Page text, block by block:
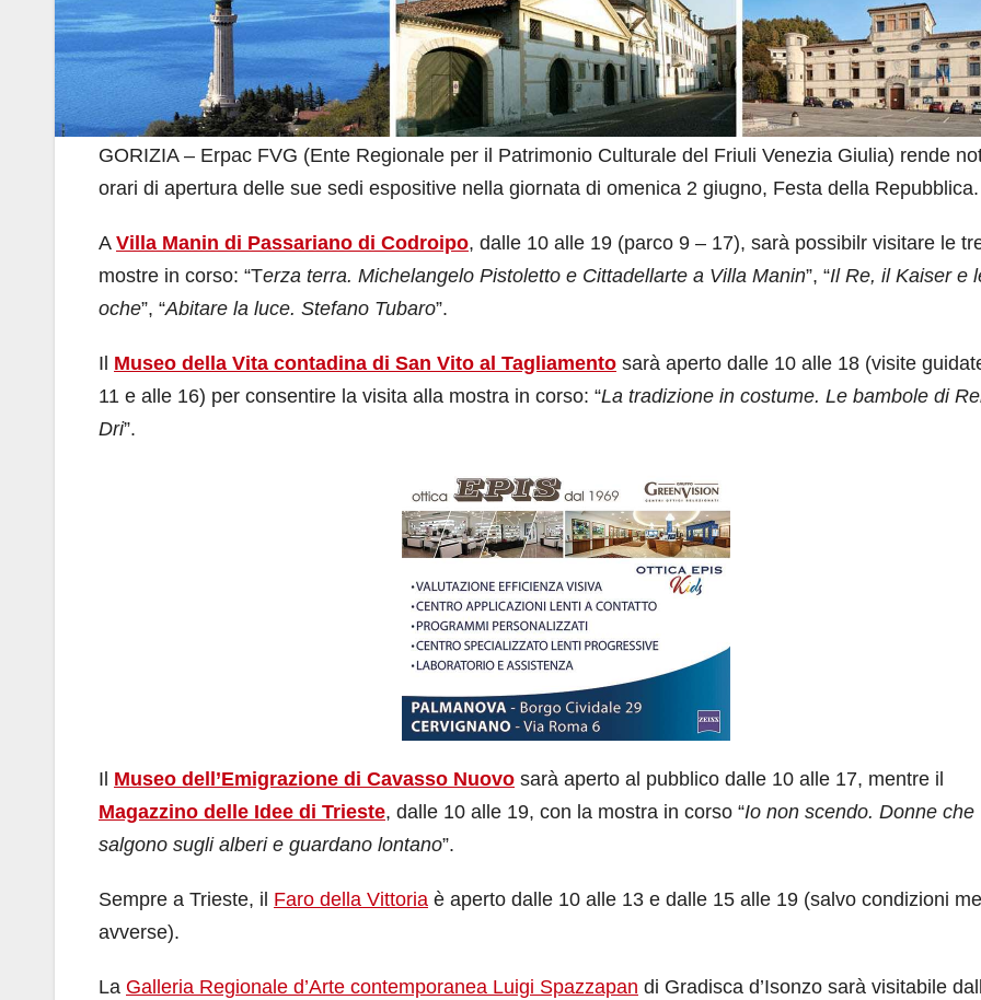
GORIZIA – Erpac FVG (Ente Regionale per il Patrimonio Culturale del Friuli Venezia Giulia) rende
orari di apertura delle sue sedi espositive nella giornata di omenica 2 giugno, Festa della Repubblica.
A Villa Manin di Passariano di Codroipo, dalle 10 alle 19 (parco 9 – 17), sarà possibilr visitare le
mostre in corso: “Terza terra. Michelangelo Pistoletto e Cittadellarte a Villa Manin”, “Il Re, il Kaiser e
oche”, “Abitare la luce. Stefano Tubaro”.
Il Museo della Vita contadina di San Vito al Tagliamento sarà aperto dalle 10 alle 18 (visite
11 e alle 16) per consentire la visita alla mostra in corso: “La tradizione in costume. Le bambole di
Dri”.
Il Museo dell’Emigrazione di Cavasso Nuovo sarà aperto al pubblico dalle 10 alle 17, mentre il
Magazzino delle Idee di Trieste, dalle 10 alle 19, con la mostra in corso “Io non scendo. Donne che
salgono sugli alberi e guardano lontano”.
Sempre a Trieste, il Faro della Vittoria è aperto dalle 10 alle 13 e dalle 15 alle 19 (salvo condizioni
avverse).
La Galleria Regionale d’Arte contemporanea Luigi Spazzapan di Gradisca d’Isonzo sarà visitabile